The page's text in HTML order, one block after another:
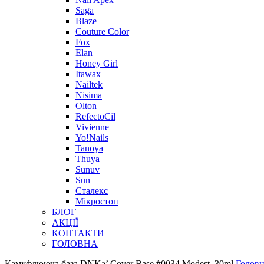
Saga
Blaze
Couture Color
Fox
Elan
Honey Girl
Itawax
Nailtek
Nisima
Olton
RefectoCil
Vivienne
Yo!Nails
Tanoya
Thuya
Sunuv
Sun
Сталекс
Мікростоп
БЛОГ
АКЦІЇ
КОНТАКТИ
ГОЛОВНА